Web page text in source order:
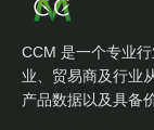
CCM 是一个专业
业、贸易商及行业
产品数据以及具备